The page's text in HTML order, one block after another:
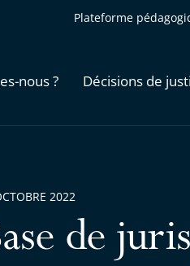
Plateforme
nous ? Décisions de
de
2022